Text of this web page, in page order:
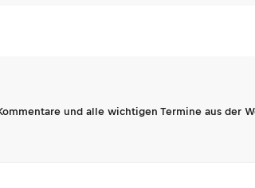
und alle wichtigen Termine aus der